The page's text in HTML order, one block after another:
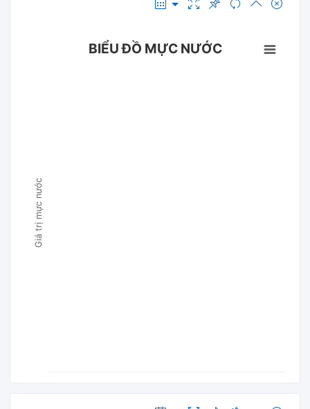
Giá trị mực nước
BIỂU ĐỒ MỰC NƯỚC